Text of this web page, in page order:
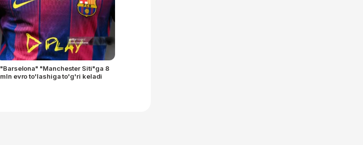
"Barselona" "Manchester Siti"ga 8
mln evro to'lashiga to'g'ri keladi